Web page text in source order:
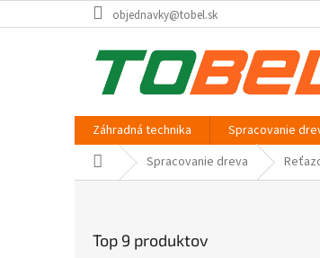
na
objednavky@tobel.sk
Záhradná technika Spracovanie
DomovSpracovanie dreva
Top 9 produktov